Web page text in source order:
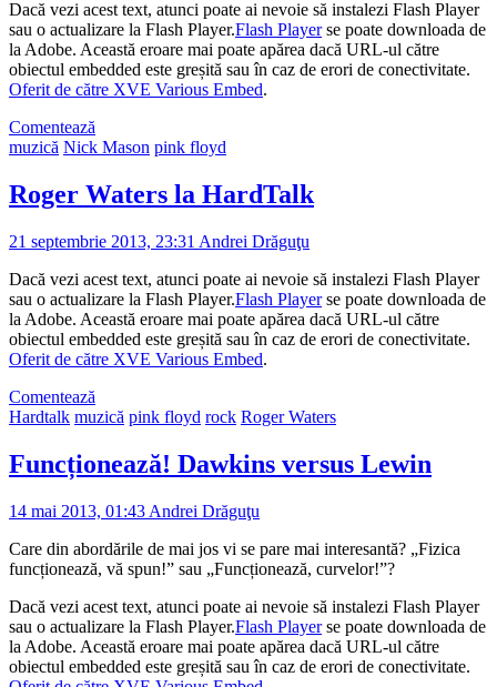
Dacă vezi acest text, atunci poate ai nevoie să instalezi Flash Player
sau o actualizare la Flash Player.Flash Playerse poate downloada de
la Adobe. Această eroare mai poate apărea dacă URL-ul către
obiectul embedded este greșită sau în caz de erori de conectivitate.
Oferit de către XVE Various Embed.
Comentează
muzică Nick Mason pink floyd
Roger Waters la HardTalk
21 septembrie 2013, 23:31 Andrei Drăguţu
Dacă vezi acest text, atunci poate ai nevoie să instalezi Flash Player
sau o actualizare la Flash Player.Flash Playerse poate downloada de
la Adobe. Această eroare mai poate apărea dacă URL-ul către
obiectul embedded este greșită sau în caz de erori de conectivitate.
Oferit de către XVE Various Embed.
Comentează
Hardtalk muzică pink floyd rock Roger Waters
Funcționează! Dawkins versus Lewin
14 mai 2013, 01:43 Andrei Drăguţu
Care din abordările de mai jos vi se pare mai interesantă? „Fizica
funcționează, vă spun!” sau „Funcționează, curvelor!”?
Dacă vezi acest text, atunci poate ai nevoie să instalezi Flash Player
sau o actualizare la Flash Player.Flash Playerse poate downloada de
la Adobe. Această eroare mai poate apărea dacă URL-ul către
obiectul embedded este greșită sau în caz de erori de conectivitate.